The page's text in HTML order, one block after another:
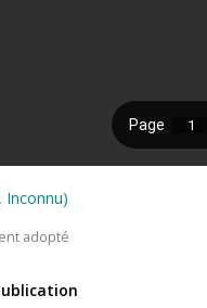
Inconnu)
adopté